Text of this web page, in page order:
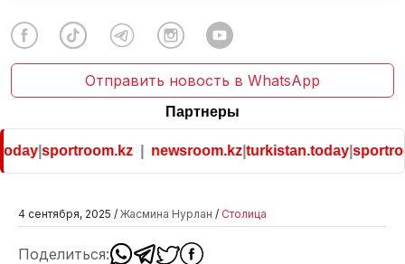
Отправить новость в WhatsApp
Партнеры
|sportroom.kz| newsroom.kz|turkistan.today|
4 сентября, 2025 / Жасмина Нурлан / Столица
Поделиться: